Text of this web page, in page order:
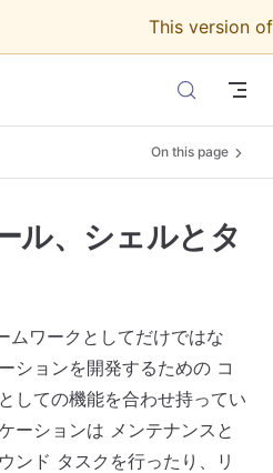
This version
On this page
ル、シェルとタ
ムワークとしてだけではな
ションを開発するための コ
しての機能を合わせ持ってい
ーションは メンテナンスと
ンド タスクを行ったり、リ